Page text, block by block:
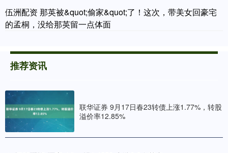
伍洲配资 那英被&quot;偷家&quot;了！这次，带美女回豪宅
的孟桐，没给那英留一点体面
推荐资讯
联华证券 9月17日春23转债上涨1.77%，转股
溢价率12.85%